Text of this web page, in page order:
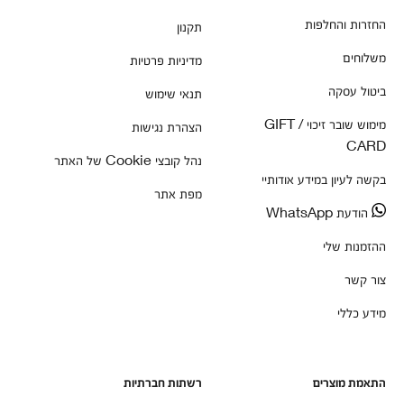
החזרות והחלפות
משלוחים
ביטול עסקה
מימוש שובר זיכוי / GIFT
CARD
בקשה לעיון במידע אודותיי
הודעת WhatsApp
ההזמנות שלי
צור קשר
מידע כללי
תקנון
מדיניות פרטיות
תנאי שימוש
הצהרת נגישות
נהל קובצי Cookie של האתר
מפת אתר
התאמת מוצרים רשתות חברתיות